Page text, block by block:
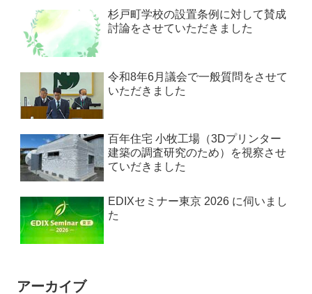
杉戸町学校の設置条例に対して賛成
討論をさせていただきました
令和8年6月議会で一般質問をさせて
いただきました
百年住宅 小牧工場（3Dプリンター
建築の調査研究のため）を視察させ
ていだきました
EDIXセミナー東京 2026 に伺いまし
た
アーカイブ